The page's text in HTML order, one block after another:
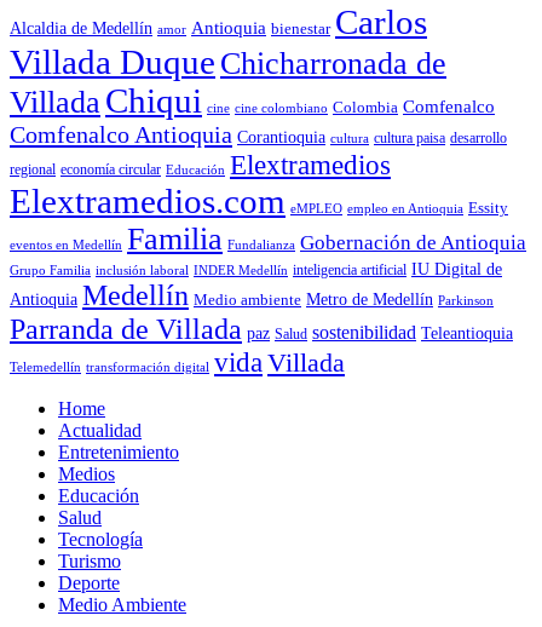
Alcaldia de Medellín amor Antioquia bienestar Carlos
Villada Duque Chicharronada de
Villada Chiqui cine cine colombiano Colombia Comfenalco
Comfenalco Antioquia Corantioquia cultura cultura paisa desarrollo
regional economía circular Educación Elextramedios
Elextramedios.com eMPLEO empleo en Antioquia Essity
eventos en Medellín Familia Fundalianza Gobernación de Antioquia
Grupo Familia inclusión laboral INDER Medellín inteligencia artificial IU Digital de
Antioquia Medellín Medio ambiente Metro de Medellín Parkinson
Parranda de Villada paz Salud sostenibilidad Teleantioquia
Telemedellín transformación digital vida Villada
Home
Actualidad
Entretenimiento
Medios
Educación
Salud
Tecnología
Turismo
Deporte
Medio Ambiente